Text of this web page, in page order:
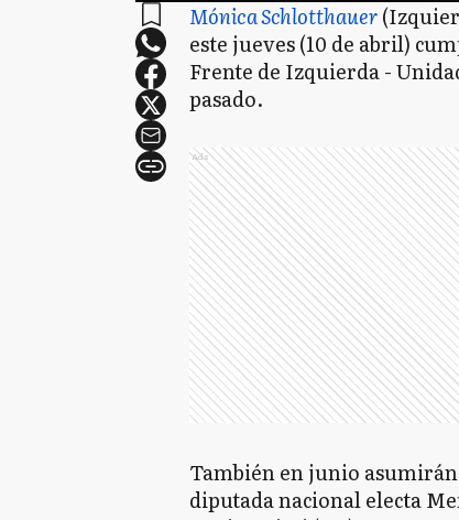
Mónica Schlotthauer
este jueves (10 de abril)
Frente de Izquierda -
pasado.
Ads
También en junio
diputada nacional electa